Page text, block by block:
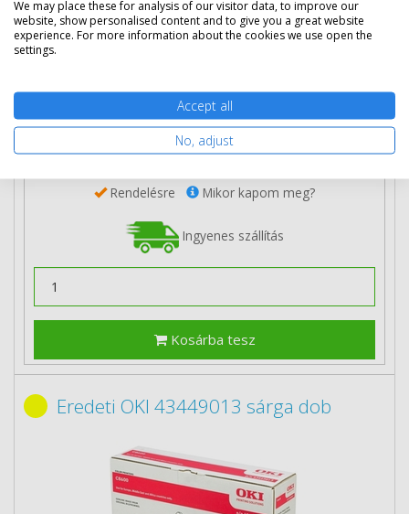
Több darabos ár
57 690 Ft (bruttó 73 266 Ft) / db
3 db-tól56 690 Ft (bruttó 71 996 Ft) / db
Rendelésre Mikor kapom meg?
Ingyenes szállítás
Kosárba tesz
Eredeti OKI 43449013 sárga dob
We may place these for analysis of our visitor data, to improve our
website, show personalised content and to give you a great website
experience. For more information about the cookies we use open the
settings.
Accept all
No, adjust